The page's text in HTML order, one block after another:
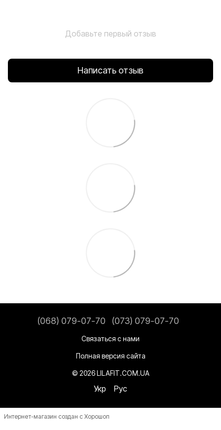
Добавьте первый отзыв
Написать отзыв
(068) 079-07-70 (073) 079-07-70
Связаться с нами
Полная версия сайта
© 2026 LILAFIT.COM.UA
Укр Рус
Интернет-магазин создан с Хорошоп